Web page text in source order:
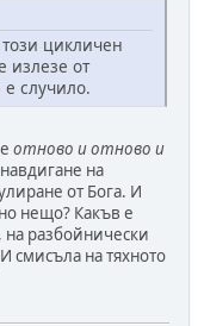
цикличен
излезе от
случило.
отново и отново и
на
от Бога. И
нещо? Какъв е
разбойнически
смисъла на тяхното